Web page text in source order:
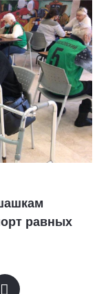
равных